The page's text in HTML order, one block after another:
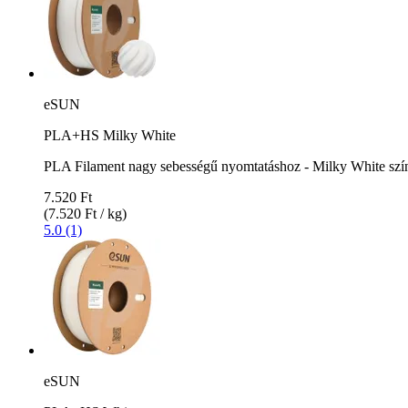
eSUN
PLA+HS Milky White
PLA Filament nagy sebességű nyomtatáshoz - Milky White
7.520 Ft
(7.520 Ft / kg)
5.0 (1)
eSUN